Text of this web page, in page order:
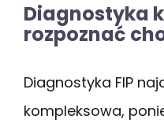
Diagnostyka
rozpoznać
Diagnostyka FIP
kompleksowa,